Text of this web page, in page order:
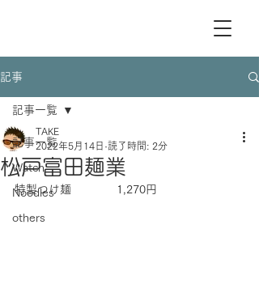
記事
記事一覧
Watch
Noodles
others
記事一覧
松戸富田麺業
TAKE
2022年5月14日 読了時間: 2分
特製つけ麺　　　　1,270円